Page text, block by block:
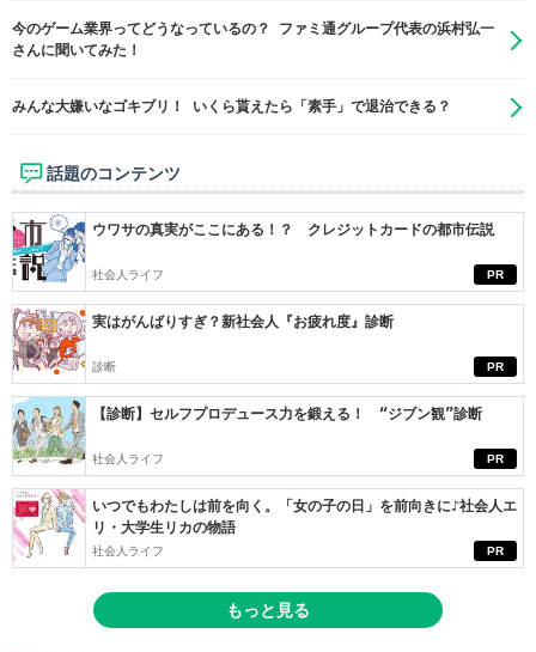
今のゲーム業界ってどうなっているの？ ファミ通グループ代表の浜村弘一
さんに聞いてみた！
みんな大嫌いなゴキブリ！ いくら貰えたら「素手」で退治できる？
話題のコンテンツ
PR
ウワサの真実がここにある！？ クレジットカードの都市伝説
社会人ライフ
PR
実はがんばりすぎ？新社会人『お疲れ度』診断
診断
PR
【診断】セルフプロデュース力を鍛える！ “ジブン観”診断
社会人ライフ
PR
いつでもわたしは前を向く。「女の子の日」を前向きに♪社会人エ
リ・大学生リカの物語
社会人ライフ
もっと見る